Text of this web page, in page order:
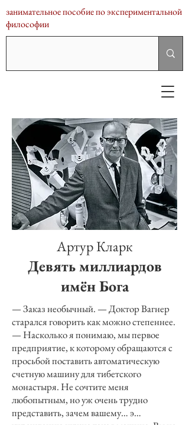
занимательное пособие по экспериментальной
философии
Артур Кларк
Девять миллиардов
имён Бога
— Заказ необычный. — Доктор Вагнер
старался говорить как можно степеннее.
— Насколько я понимаю, мы первое
предприятие, к которому обращаются с
просьбой поставить автоматическую
счетную машину для тибетского
монастыря. Не сочтите меня
любопытным, но уж очень трудно
представить, зачем вашему… э…